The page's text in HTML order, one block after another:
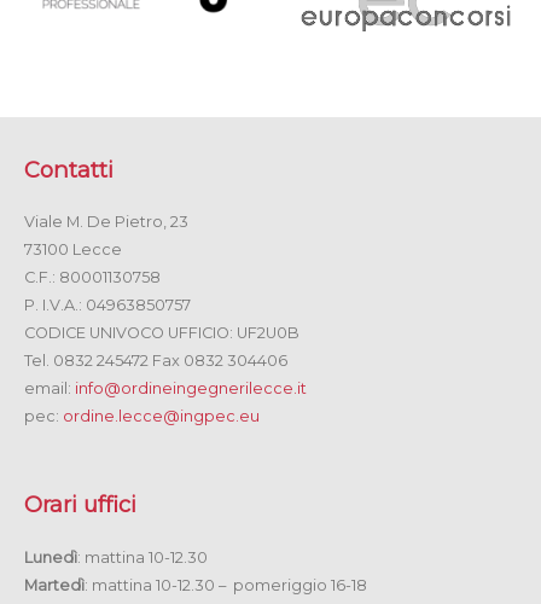
Contatti
Viale M. De Pietro, 23
73100 Lecce
C.F.: 80001130758
P. I.V.A.: 04963850757
CODICE UNIVOCO UFFICIO: UF2U0B
Tel. 0832 245472 Fax 0832 304406
email: info@ordineingegnerilecce.it
pec: ordine.lecce@ingpec.eu
Orari uffici
Lunedì: mattina 10-12.30
Martedì: mattina 10-12.30 – pomeriggio 16-18